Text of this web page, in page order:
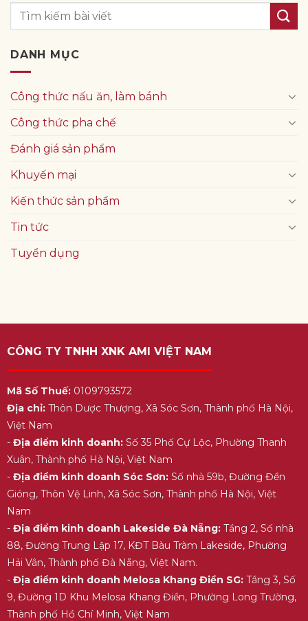
DANH MỤC
Công thức nấu ăn, làm bánh
Công thức pha chế
Đánh giá sản phẩm
Khuyến mại
Kiến thức sản phẩm
Tin tức
Tuyển dụng
CÔNG TY TNHH XNK AMI VIỆT NAM
Mã Số Thuế:0109793572
Địa chỉ:Thôn Dược Thượng, Xã Sóc Sơn, Thành phố Hà Nội,
Việt Nam
- Địa điểm kinh doanh:Số 35 Phố Cự Lộc, Phường Thanh
Xuân, Thành phố Hà Nội, Việt Nam
- Địa điểm kinh doanh Sóc Sơn:Số nhà 59b, Đường Đền
Gióng, Thôn Vệ Linh, Xã Sóc Sơn, Thành phố Hà Nội, Việt
Nam
- Địa điểm kinh doanh Lakeside Đà Nẵng:Tầng 2, Số nhà
88, Đường Trung Lập 17, KĐT Bàu Tràm Lakeside, Phường
Hải Vân, Thành phố Đà Nẵng, Việt Nam.
- Địa điểm kinh doanh Melosa Khang Điền SG:Tầng 3, Số
9, Đường 1D Khu Melosa Khang Điền, Phường Long Trường,
Thành phố Hồ Chí Minh, Việt Nam